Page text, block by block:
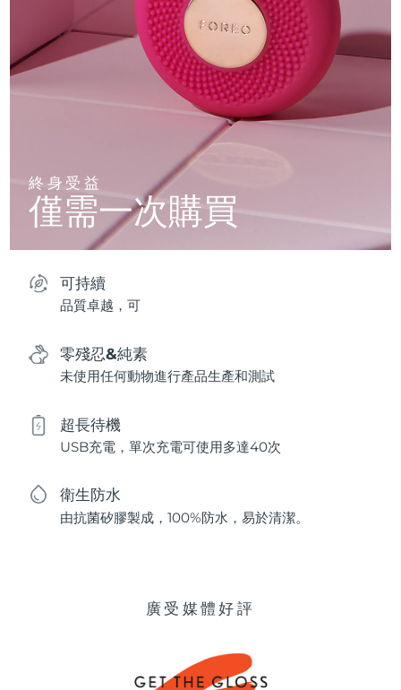
終身受益
僅需一次購買
可持續
品質卓越，可
零殘忍&純素
未使用任何動物進行產品生產和測試
超長待機
USB充電，單次充電可使用多達40次
衛生防水
由抗菌矽膠製成，100%防水，易於清潔。
廣受媒體好評